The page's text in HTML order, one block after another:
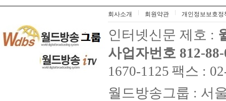
회사소개 회원약관 개인정보보호정
인터넷신문 제호 :
사업자번호 812-
1670-1125 팩스 :
월드방송그룹 : 서